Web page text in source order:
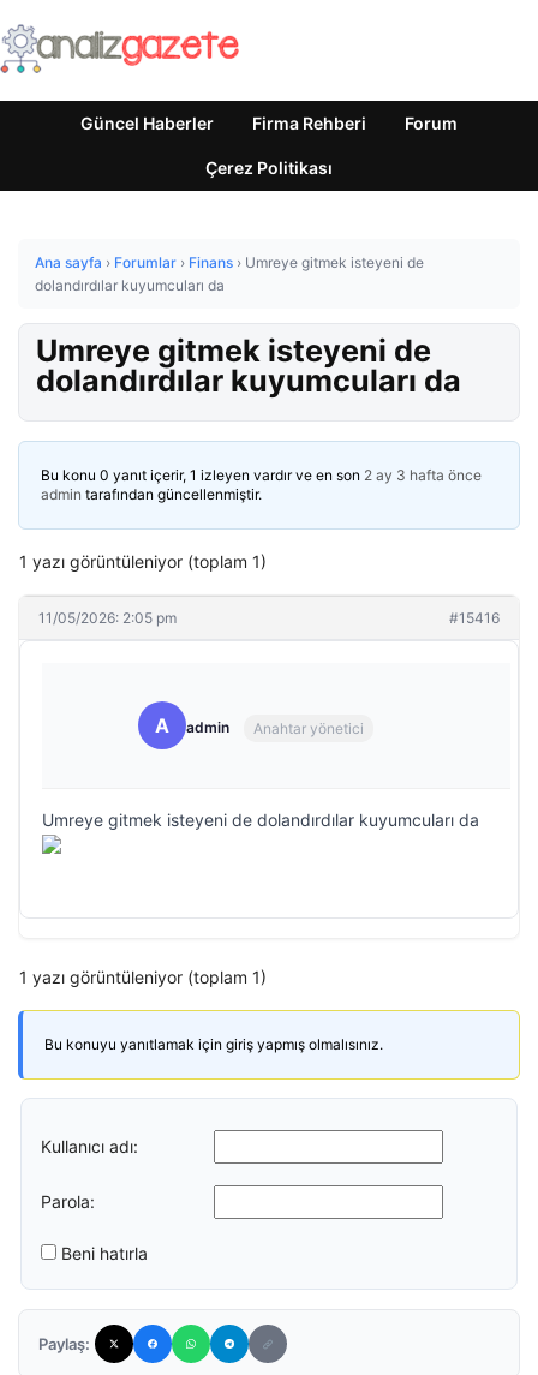
Güncel Haberler Firma Rehberi Forum
Çerez Politikası
Ana sayfa › Forumlar › Finans › Umreye gitmek isteyeni de
dolandırdılar kuyumcuları da
Umreye gitmek isteyeni de
dolandırdılar kuyumcuları da
Bu konu 0 yanıt içerir, 1 izleyen vardır ve en son 2 ay 3 hafta önce
admin tarafından güncellenmiştir.
1 yazı görüntüleniyor (toplam 1)
11/05/2026: 2:05 pm #15416
A admin Anahtar yönetici
Umreye gitmek isteyeni de dolandırdılar kuyumcuları da
1 yazı görüntüleniyor (toplam 1)
Bu konuyu yanıtlamak için giriş yapmış olmalısınız.
Kullanıcı adı:
Parola:
Beni hatırla
Paylaş: